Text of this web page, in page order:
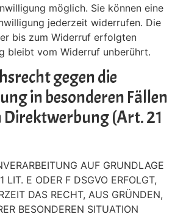
möglich. Sie können eine
jederzeit widerrufen. Die
bis zum Widerruf erfolgten
bleibt vom Widerruf unberührt.
gegen die
in besonderen Fällen
Direktwerbung (Art. 21
AUF GRUNDLAGE
LIT. E ODER F DSGVO ERFOLGT,
DAS RECHT, AUS GRÜNDEN,
BESONDEREN SITUATION